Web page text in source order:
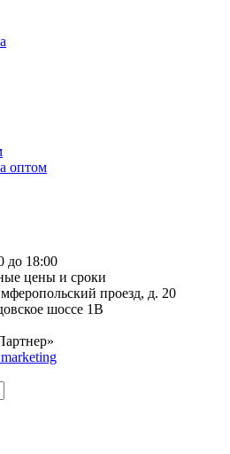
оптом
до 18:00
цены и сроки
проезд, д. 20
шоссе 1В